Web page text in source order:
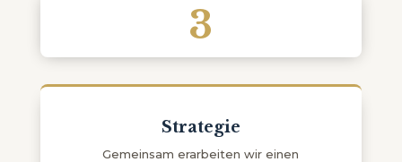
3
Strategie
Gemeinsam erarbeiten wir einen